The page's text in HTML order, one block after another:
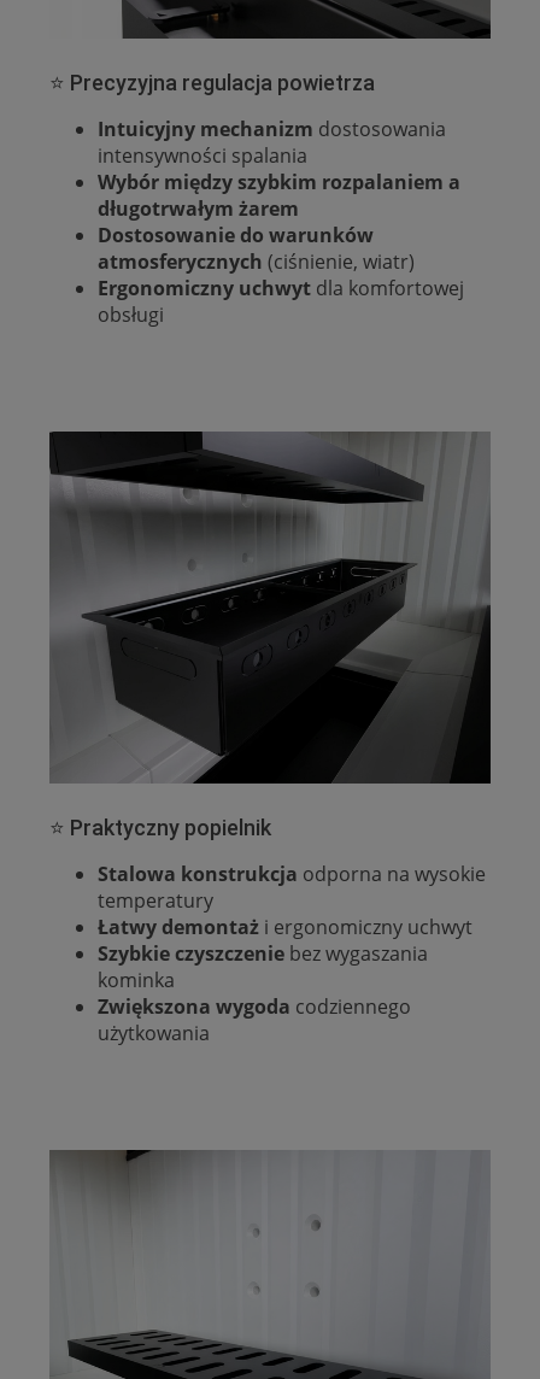
⭐ Precyzyjna regulacja powietrza
Intuicyjny mechanizm dostosowania
intensywności spalania
Wybór między szybkim rozpalaniem a
długotrwałym żarem
Dostosowanie do warunków
atmosferycznych (ciśnienie, wiatr)
Ergonomiczny uchwyt dla komfortowej
obsługi
⭐ Praktyczny popielnik
Stalowa konstrukcja odporna na wysokie
temperatury
Łatwy demontaż i ergonomiczny uchwyt
Szybkie czyszczenie bez wygaszania
kominka
Zwiększona wygoda codziennego
użytkowania